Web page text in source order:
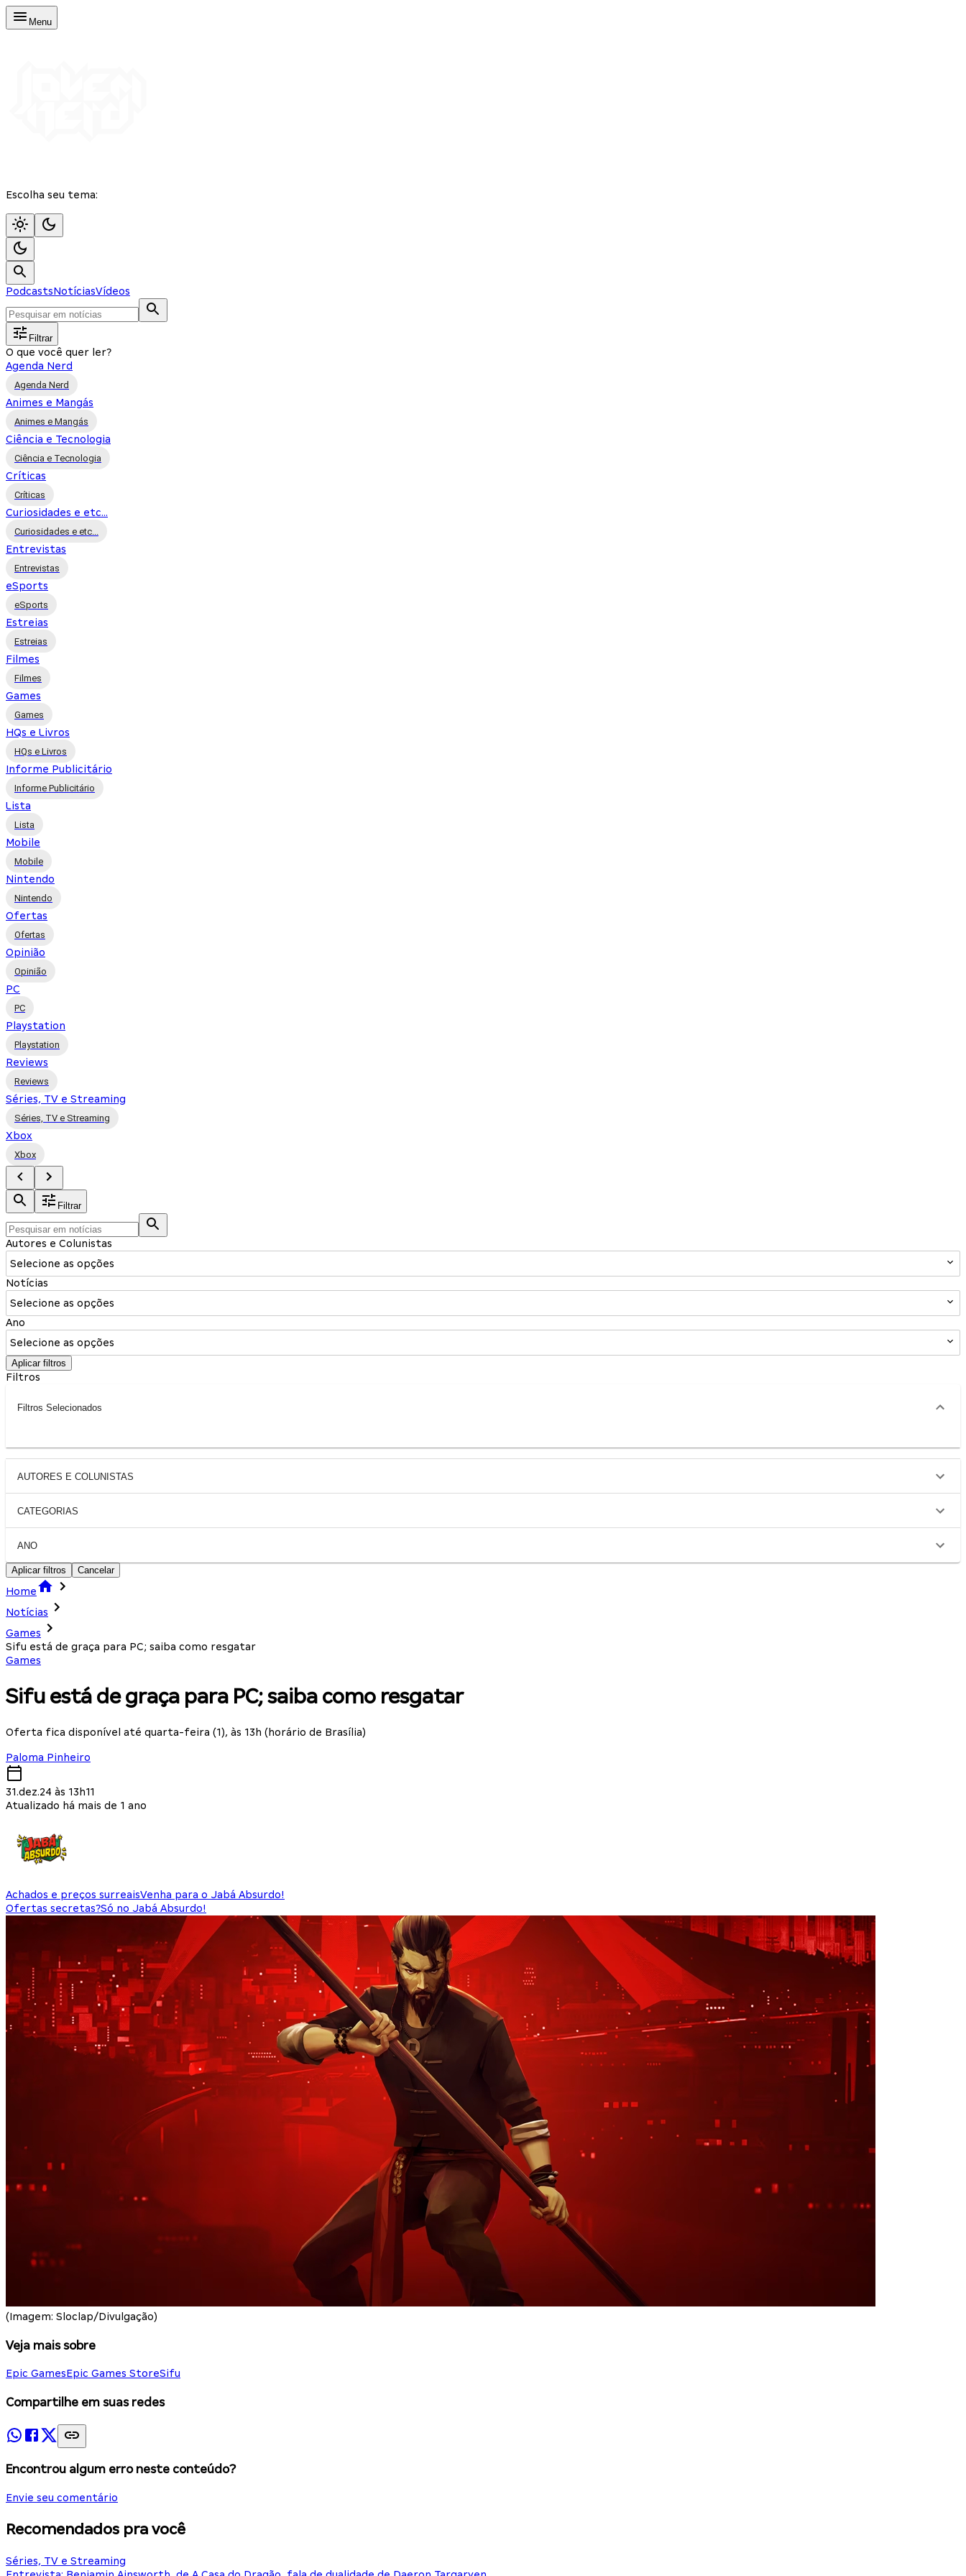
Menu
Escolha seu tema:
PodcastsNotíciasVídeos
Filtrar
O que você quer ler?
Agenda Nerd
Agenda Nerd
Animes e Mangás
Animes e Mangás
Ciência e Tecnologia
Ciência e Tecnologia
Críticas
Críticas
Curiosidades e etc...
Curiosidades e etc...
Entrevistas
Entrevistas
eSports
eSports
Estreias
Estreias
Filmes
Filmes
Games
Games
HQs e Livros
HQs e Livros
Informe Publicitário
Informe Publicitário
Lista
Lista
Mobile
Mobile
Nintendo
Nintendo
Ofertas
Ofertas
Opinião
Opinião
PC
PC
Playstation
Playstation
Reviews
Reviews
Séries, TV e Streaming
Séries, TV e Streaming
Xbox
Xbox
Filtrar
Autores e Colunistas
Selecione as opções
Notícias
Selecione as opções
Ano
Selecione as opções
Aplicar filtros
Filtros
Filtros Selecionados
AUTORES E COLUNISTAS
CATEGORIAS
ANO
Aplicar filtros Cancelar
Home
Notícias
Games
Sifu está de graça para PC; saiba como resgatar
Games
Sifu está de graça para PC; saiba como resgatar
Oferta fica disponível até quarta-feira (1), às 13h (horário de Brasília)
Paloma Pinheiro
31.dez.24 às 13h11
Atualizado há mais de 1 ano
Achados e preços surreaisVenha para o Jabá Absurdo!
Ofertas secretas?Só no Jabá Absurdo!
(Imagem: Sloclap/Divulgação)
Veja mais sobre
Epic GamesEpic Games StoreSifu
Compartilhe em suas redes
Encontrou algum erro neste conteúdo?
Envie seu comentário
Recomendados pra você
Séries, TV e Streaming